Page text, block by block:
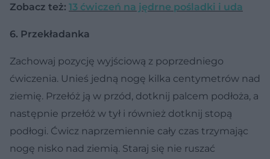
Zobacz też: 13 ćwiczeń na jędrne pośladki i uda
6. Przekładanka
Zachowaj pozycję wyjściową z poprzedniego
ćwiczenia. Unieś jedną nogę kilka centymetrów nad
ziemię. Przełóż ją w przód, dotknij palcem podłoża, a
następnie przełóż w tył i również dotknij stopą
podłogi. Ćwicz naprzemiennie cały czas trzymając
nogę nisko nad ziemią. Staraj się nie ruszać